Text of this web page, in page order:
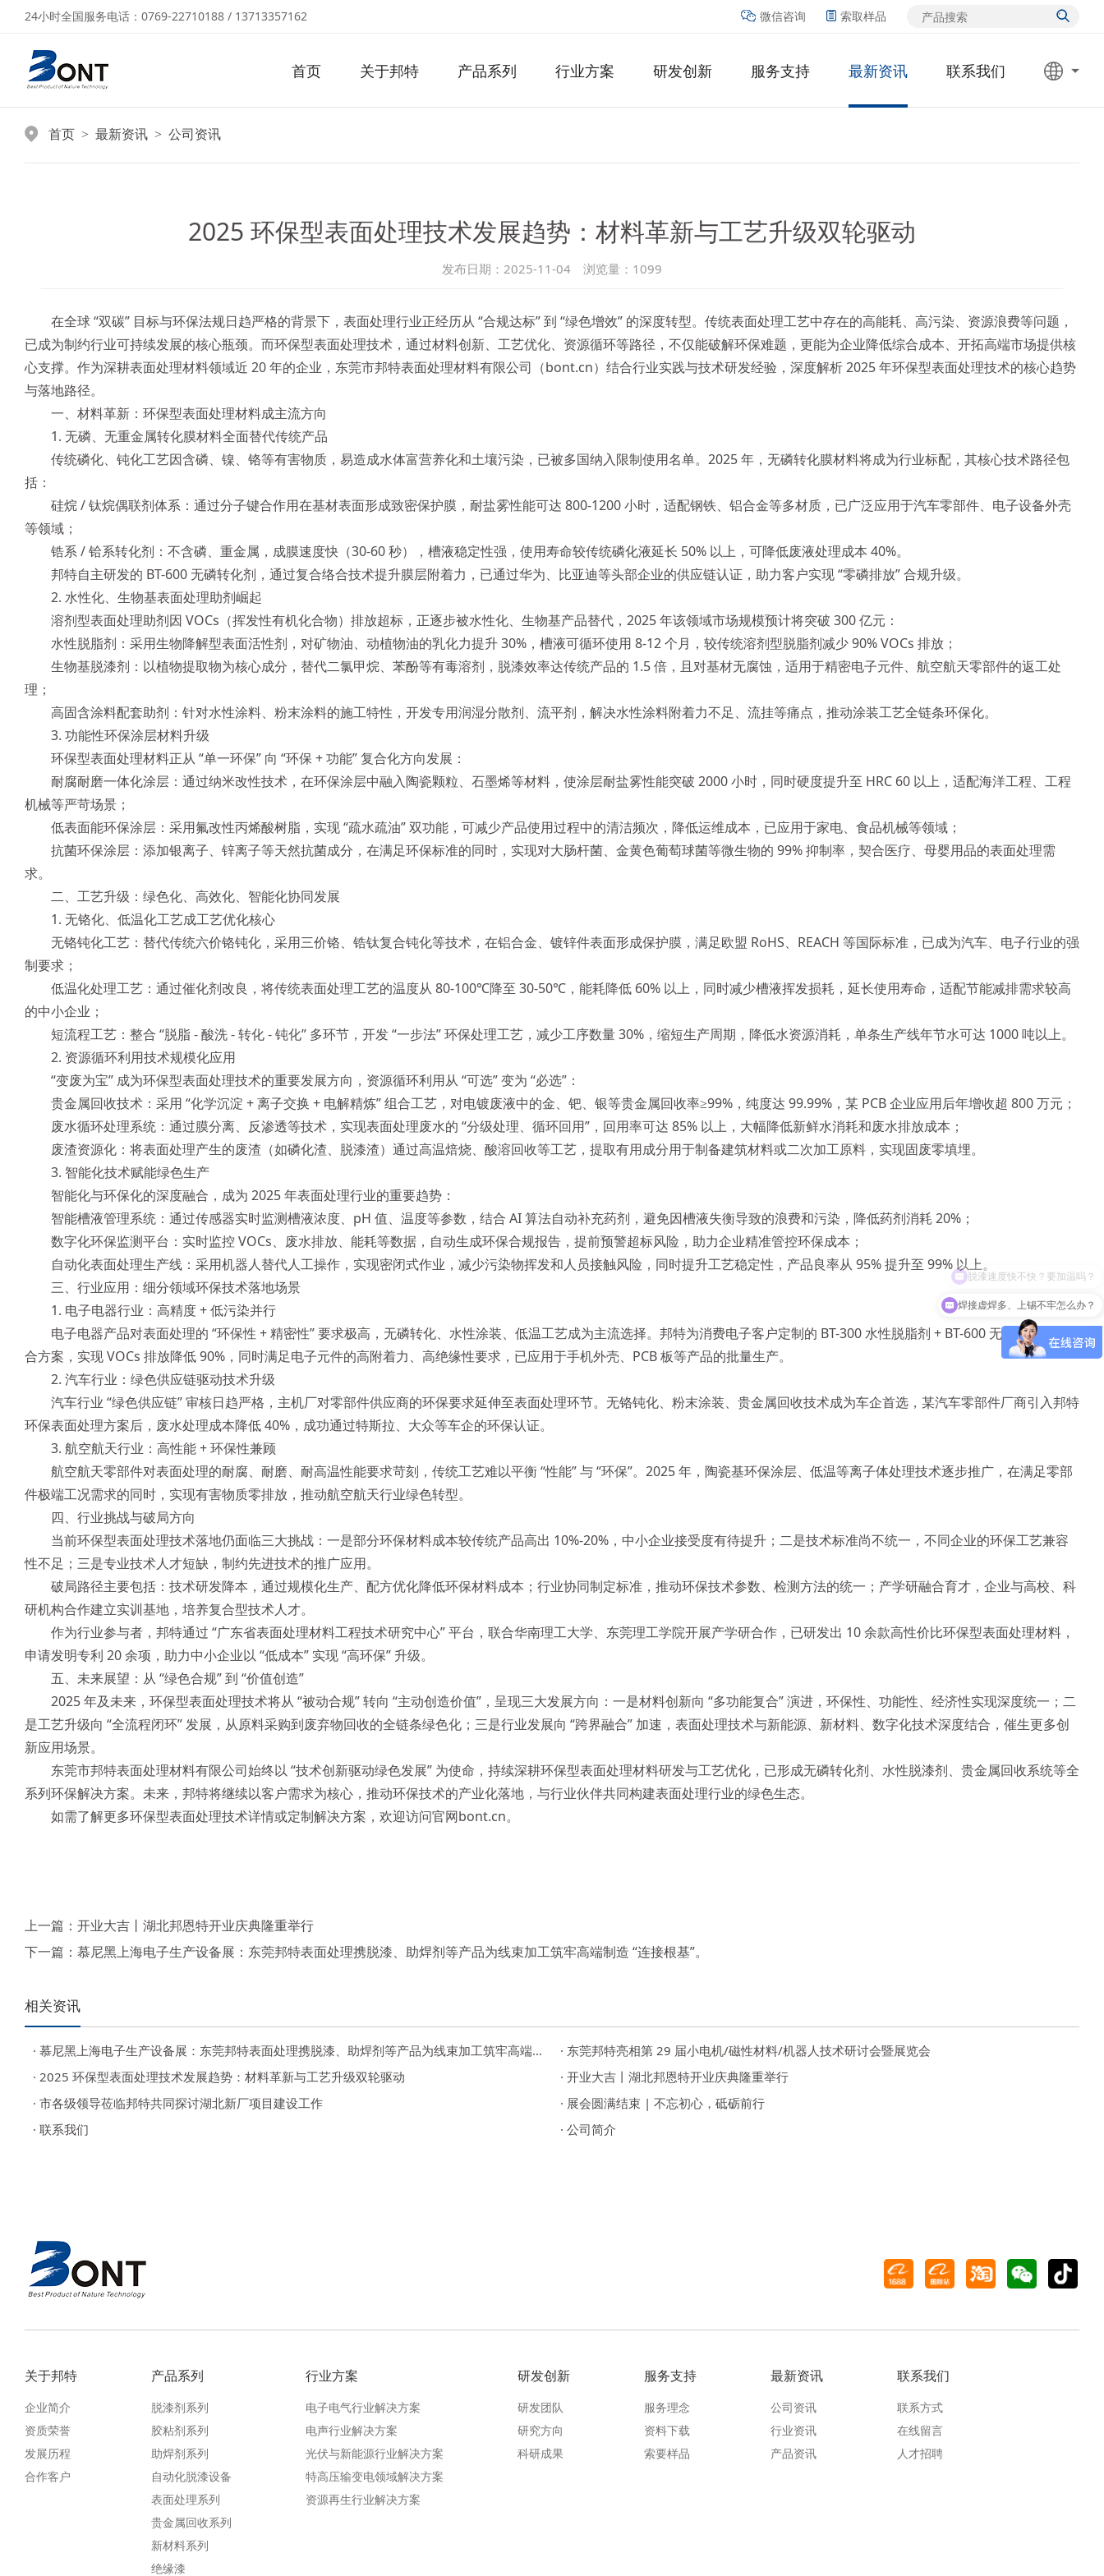
24小时全国服务电话：0769-22710188 / 13713357162 微信咨询 索取样品
首页 关于邦特 产品系列 行业方案 研发创新 服务支持 最新资讯 联系我们
首页 > 最新资讯 > 公司资讯
2025 环保型表面处理技术发展趋势：材料革新与工艺升级双轮驱动
发布日期：2025-11-04 浏览量： 1099
在全球 “双碳” 目标与环保法规日趋严格的背景下，表面处理行业正经历从 “合规达标” 到 “绿色增效” 的深度转型。传统表面处理工艺中存在的高能耗、高污染、资源浪费等问题，
已成为制约行业可持续发展的核心瓶颈。而环保型表面处理技术，通过材料创新、工艺优化、资源循环等路径，不仅能破解环保难题，更能为企业降低综合成本、开拓高端市场提供核
心支撑。作为深耕表面处理材料领域近 20 年的企业，东莞市邦特表面处理材料有限公司（bont.cn）结合行业实践与技术研发经验，深度解析 2025 年环保型表面处理技术的核心趋势
与落地路径。
一、材料革新：环保型表面处理材料成主流方向
1. 无磷、无重金属转化膜材料全面替代传统产品
传统磷化、钝化工艺因含磷、镍、铬等有害物质，易造成水体富营养化和土壤污染，已被多国纳入限制使用名单。2025 年，无磷转化膜材料将成为行业标配，其核心技术路径包
括：
硅烷 / 钛烷偶联剂体系：通过分子键合作用在基材表面形成致密保护膜，耐盐雾性能可达 800-1200 小时，适配钢铁、铝合金等多材质，已广泛应用于汽车零部件、电子设备外壳
等领域；
锆系 / 铪系转化剂：不含磷、重金属，成膜速度快（30-60 秒），槽液稳定性强，使用寿命较传统磷化液延长 50% 以上，可降低废液处理成本 40%。
邦特自主研发的 BT-600 无磷转化剂，通过复合络合技术提升膜层附着力，已通过华为、比亚迪等头部企业的供应链认证，助力客户实现 “零磷排放” 合规升级。
2. 水性化、生物基表面处理助剂崛起
溶剂型表面处理助剂因 VOCs（挥发性有机化合物）排放超标，正逐步被水性化、生物基产品替代，2025 年该领域市场规模预计将突破 300 亿元：
水性脱脂剂：采用生物降解型表面活性剂，对矿物油、动植物油的乳化力提升 30%，槽液可循环使用 8-12 个月，较传统溶剂型脱脂剂减少 90% VOCs 排放；
生物基脱漆剂：以植物提取物为核心成分，替代二氯甲烷、苯酚等有毒溶剂，脱漆效率达传统产品的 1.5 倍，且对基材无腐蚀，适用于精密电子元件、航空航天零部件的返工处
理；
高固含涂料配套助剂：针对水性涂料、粉末涂料的施工特性，开发专用润湿分散剂、流平剂，解决水性涂料附着力不足、流挂等痛点，推动涂装工艺全链条环保化。
3. 功能性环保涂层材料升级
环保型表面处理材料正从 “单一环保” 向 “环保 + 功能” 复合化方向发展：
耐腐耐磨一体化涂层：通过纳米改性技术，在环保涂层中融入陶瓷颗粒、石墨烯等材料，使涂层耐盐雾性能突破 2000 小时，同时硬度提升至 HRC 60 以上，适配海洋工程、工程
机械等严苛场景；
低表面能环保涂层：采用氟改性丙烯酸树脂，实现 “疏水疏油” 双功能，可减少产品使用过程中的清洁频次，降低运维成本，已应用于家电、食品机械等领域；
抗菌环保涂层：添加银离子、锌离子等天然抗菌成分，在满足环保标准的同时，实现对大肠杆菌、金黄色葡萄球菌等微生物的 99% 抑制率，契合医疗、母婴用品的表面处理需
求。
二、工艺升级：绿色化、高效化、智能化协同发展
1. 无铬化、低温化工艺成工艺优化核心
无铬钝化工艺：替代传统六价铬钝化，采用三价铬、锆钛复合钝化等技术，在铝合金、镀锌件表面形成保护膜，满足欧盟 RoHS、REACH 等国际标准，已成为汽车、电子行业的强
制要求；
低温化处理工艺：通过催化剂改良，将传统表面处理工艺的温度从 80-100℃降至 30-50℃，能耗降低 60% 以上，同时减少槽液挥发损耗，延长使用寿命，适配节能减排需求较高
的中小企业；
短流程工艺：整合 “脱脂 - 酸洗 - 转化 - 钝化” 多环节，开发 “一步法” 环保处理工艺，减少工序数量 30%，缩短生产周期，降低水资源消耗，单条生产线年节水可达 1000 吨以上。
2. 资源循环利用技术规模化应用
“变废为宝” 成为环保型表面处理技术的重要发展方向，资源循环利用从 “可选” 变为 “必选”：
贵金属回收技术：采用 “化学沉淀 + 离子交换 + 电解精炼” 组合工艺，对电镀废液中的金、钯、银等贵金属回收率≥99%，纯度达 99.99%，某 PCB 企业应用后年增收超 800 万元；
废水循环处理系统：通过膜分离、反渗透等技术，实现表面处理废水的 “分级处理、循环回用”，回用率可达 85% 以上，大幅降低新鲜水消耗和废水排放成本；
废渣资源化：将表面处理产生的废渣（如磷化渣、脱漆渣）通过高温焙烧、酸溶回收等工艺，提取有用成分用于制备建筑材料或二次加工原料，实现固废零填埋。
3. 智能化技术赋能绿色生产
智能化与环保化的深度融合，成为 2025 年表面处理行业的重要趋势：
智能槽液管理系统：通过传感器实时监测槽液浓度、pH 值、温度等参数，结合 AI 算法自动补充药剂，避免因槽液失衡导致的浪费和污染，降低药剂消耗 20%；
数字化环保监测平台：实时监控 VOCs、废水排放、能耗等数据，自动生成环保合规报告，提前预警超标风险，助力企业精准管控环保成本；
自动化表面处理生产线：采用机器人替代人工操作，实现密闭式作业，减少污染物挥发和人员接触风险，同时提升工艺稳定性，产品良率从 95% 提升至 99% 以上。
三、行业应用：细分领域环保技术落地场景
1. 电子电器行业：高精度 + 低污染并行
电子电器产品对表面处理的 “环保性 + 精密性” 要求极高，无磷转化、水性涂装、低温工艺成为主流选择。邦特为消费电子客户定制的 BT-300 水性脱脂剂 + BT-600 无磷转化剂组
合方案，实现 VOCs 排放降低 90%，同时满足电子元件的高附着力、高绝缘性要求，已应用于手机外壳、PCB 板等产品的批量生产。
2. 汽车行业：绿色供应链驱动技术升级
汽车行业 “绿色供应链” 审核日趋严格，主机厂对零部件供应商的环保要求延伸至表面处理环节。无铬钝化、粉末涂装、贵金属回收技术成为车企首选，某汽车零部件厂商引入邦特
环保表面处理方案后，废水处理成本降低 40%，成功通过特斯拉、大众等车企的环保认证。
3. 航空航天行业：高性能 + 环保性兼顾
航空航天零部件对表面处理的耐腐、耐磨、耐高温性能要求苛刻，传统工艺难以平衡 “性能” 与 “环保”。2025 年，陶瓷基环保涂层、低温等离子体处理技术逐步推广，在满足零部
件极端工况需求的同时，实现有害物质零排放，推动航空航天行业绿色转型。
四、行业挑战与破局方向
当前环保型表面处理技术落地仍面临三大挑战：一是部分环保材料成本较传统产品高出 10%-20%，中小企业接受度有待提升；二是技术标准尚不统一，不同企业的环保工艺兼容
性不足；三是专业技术人才短缺，制约先进技术的推广应用。
破局路径主要包括：技术研发降本，通过规模化生产、配方优化降低环保材料成本；行业协同制定标准，推动环保技术参数、检测方法的统一；产学研融合育才，企业与高校、科
研机构合作建立实训基地，培养复合型技术人才。
作为行业参与者，邦特通过 “广东省表面处理材料工程技术研究中心” 平台，联合华南理工大学、东莞理工学院开展产学研合作，已研发出 10 余款高性价比环保型表面处理材料，
申请发明专利 20 余项，助力中小企业以 “低成本” 实现 “高环保” 升级。
五、未来展望：从 “绿色合规” 到 “价值创造”
2025 年及未来，环保型表面处理技术将从 “被动合规” 转向 “主动创造价值”，呈现三大发展方向：一是材料创新向 “多功能复合” 演进，环保性、功能性、经济性实现深度统一；二
是工艺升级向 “全流程闭环” 发展，从原料采购到废弃物回收的全链条绿色化；三是行业发展向 “跨界融合” 加速，表面处理技术与新能源、新材料、数字化技术深度结合，催生更多创
新应用场景。
东莞市邦特表面处理材料有限公司始终以 “技术创新驱动绿色发展” 为使命，持续深耕环保型表面处理材料研发与工艺优化，已形成无磷转化剂、水性脱漆剂、贵金属回收系统等全
系列环保解决方案。未来，邦特将继续以客户需求为核心，推动环保技术的产业化落地，与行业伙伴共同构建表面处理行业的绿色生态。
如需了解更多环保型表面处理技术详情或定制解决方案，欢迎访问官网bont.cn。
上一篇： 开业大吉丨湖北邦恩特开业庆典隆重举行
下一篇： 慕尼黑上海电子生产设备展：东莞邦特表面处理携脱漆、助焊剂等产品为线束加工筑牢高端制造 “连接根基”。
相关资讯
· 慕尼黑上海电子生产设备展：东莞邦特表面处理携脱漆、助焊剂等产品为线束加工筑牢高端制造 “连接根基”。
· 东莞邦特亮相第 29 届小电机/磁性材料/机器人技术研讨会暨展览会
· 2025 环保型表面处理技术发展趋势：材料革新与工艺升级双轮驱动
· 开业大吉丨湖北邦恩特开业庆典隆重举行
· 市各级领导莅临邦特共同探讨湖北新厂项目建设工作
· 展会圆满结束 | 不忘初心，砥砺前行
· 联系我们
· 公司简介
关于邦特
企业简介
资质荣誉
发展历程
合作客户
产品系列
脱漆剂系列
胶粘剂系列
助焊剂系列
自动化脱漆设备
表面处理系列
贵金属回收系列
新材料系列
绝缘漆
行业方案
电子电气行业解决方案
电声行业解决方案
光伏与新能源行业解决方案
特高压输变电领域解决方案
资源再生行业解决方案
研发创新
研发团队
研究方向
科研成果
服务支持
服务理念
资料下载
索要样品
最新资讯
公司资讯
行业资讯
产品资讯
联系我们
联系方式
在线留言
人才招聘
焊接虚焊多、上锡不牢怎么办？